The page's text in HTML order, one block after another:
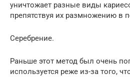
уничтожает разные виды
препятствуя их размножению в
Серебрение.
Раньше этот метод был очень
используется реже из-за того,